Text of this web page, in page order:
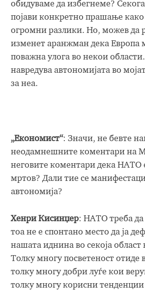
обидуваме да избегнеме?
појави конкретно прашање
огромни разлики. Но, можев да
изменет аранжман дека Европа
поважна улога во некои
навредува автономијата во
за неа.
„Економист“: Значи, не бевте
неодамнешните коментари на
неговите коментари дека НАТО
мртов? Дали тие се
автономија?
Хенри Кисинџер: НАТО треба
тоа не е спонтано место да ја
нашата иднина во секоја област
Толку многу посветеност
толку многу добри луѓе кои
толку многу корисни тенденции